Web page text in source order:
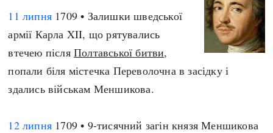
11 липня 1709 • Залишки шведської
армії Карла XII, що рятувались
втечею післяПолтавської битви,
попали біля містечка Переволочна в засідку і
здались військам Меншикова.
12 липня 1709 • 9-тисячний загін князя Меншикова